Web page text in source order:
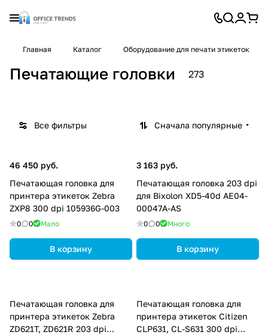
Главная Каталог Оборудование для печати этикеток
Печатающие головки 273
Все фильтры Сначала популярные
46 450 руб.
Печатающая головка для
принтера этикеток Zebra
ZXP8 300 dpi 105936G-003
0 0 Мало
В корзину
3 163 руб.
Печатающая головка 203 dpi
для Bixolon XD5-40d AE04-
00047A-AS
0 0 Много
В корзину
Печатающая головка для
принтера этикеток Zebra
ZD621T, ZD621R 203 dpi
Печатающая головка для
принтера этикеток Citizen
CLP631, CL-S631 300 dpi